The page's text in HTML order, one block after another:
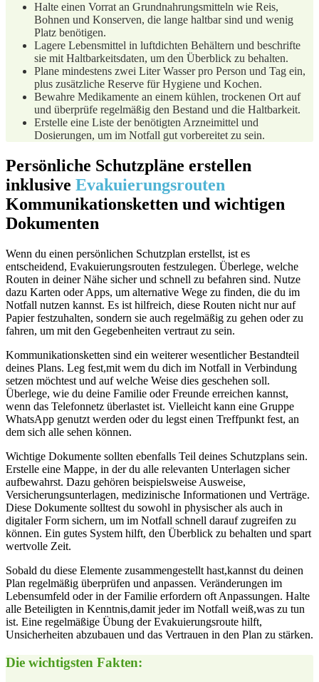
Halte einen Vorrat an Grundnahrungsmitteln wie Reis,
Bohnen und Konserven, die lange‌ haltbar sind und wenig
Platz benötigen.
Lagere Lebensmittel in luftdichten Behältern und beschrifte
sie mit Haltbarkeitsdaten, um den Überblick zu behalten.
Plane mindestens zwei Liter‍ Wasser pro ‌Person und Tag ein,
‌plus zusätzliche Reserve für Hygiene und Kochen.
Bewahre Medikamente ⁤an einem kühlen, trockenen Ort auf
und überprüfe regelmäßig den Bestand und die Haltbarkeit.
Erstelle eine Liste der benötigten Arzneimittel und
Dosierungen, um ⁤im Notfall gut vorbereitet zu sein.
Persönliche Schutzpläne erstellen
inklusive Evakuierungsrouten
Kommunikationsketten und wichtigen
Dokumenten
Wenn du einen⁣ persönlichen Schutzplan ⁣erstellst, ist es⁤
entscheidend, Evakuierungsrouten festzulegen. Überlege, welche
Routen in deiner Nähe sicher und schnell zu befahren​ sind. Nutze
dazu Karten oder Apps, um alternative Wege zu finden, die du im
Notfall nutzen‍ kannst. Es ist hilfreich, diese Routen nicht nur auf
Papier festzuhalten, sondern sie auch regelmäßig zu ​gehen oder zu
fahren, um mit den Gegebenheiten vertraut zu‍ sein.
Kommunikationsketten sind⁤ ein weiterer wesentlicher Bestandteil
⁤deines‌ Plans. Leg fest,mit wem du dich im Notfall in Verbindung
setzen möchtest und ‌auf welche Weise dies geschehen soll.
Überlege, wie du⁤ deine Familie oder Freunde⁣ erreichen kannst,
wenn das Telefonnetz ‌überlastet ist. Vielleicht kann eine ⁣Gruppe
WhatsApp genutzt ⁢werden oder du legst einen Treffpunkt fest, an
dem sich alle sehen können.
Wichtige Dokumente​ sollten ebenfalls Teil deines Schutzplans sein.
Erstelle eine⁢ Mappe, in der du alle relevanten Unterlagen sicher
aufbewahrst. Dazu gehören beispielsweise Ausweise,
Versicherungsunterlagen, medizinische Informationen und Verträge.
Diese Dokumente solltest du sowohl in physischer als auch in⁣
digitaler ⁣Form sichern, um im Notfall⁣ schnell darauf zugreifen ​zu
können. ‍Ein gutes System hilft,‌ den Überblick zu behalten und spart
wertvolle Zeit.
Sobald du diese Elemente zusammengestellt hast,kannst du ‍deinen
Plan regelmäßig überprüfen und anpassen. Veränderungen im
Lebensumfeld oder in der Familie‍ erfordern oft‌ Anpassungen. Halte
alle Beteiligten in Kenntnis,damit jeder im Notfall weiß,was zu tun
‌ist. Eine regelmäßige‌ Übung der ⁣Evakuierungsroute hilft,
Unsicherheiten abzubauen und das Vertrauen​ in den Plan zu stärken.
Die wichtigsten Fakten: